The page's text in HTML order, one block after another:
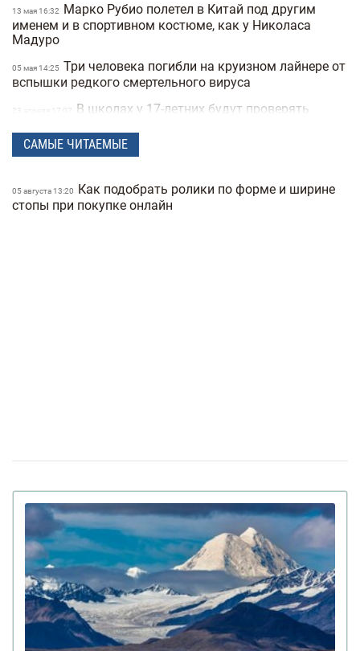
13 мая 16:32
Марко Рубио полетел в Китай под другим
именем и в спортивном костюме, как у Николаса
Мадуро
05 мая 14:25 Три человека погибли на круизном лайнере от
вспышки редкого смертельного вируса
23 апреля 17:07
В школах у 17-летних будут проверять
Полиция Мексики несколько дней не могла
21 апреля 16:19
"Не спасайте меня, помогите папе" —
прокуратура показала видео с полицейских
25-летней девушке провели эвтаназию из-за
депрессии
23 марта 10:14
Мир на грани голода из-за войны в Иране:
коллапс на рынке удобрений
20 марта 17:42 Украинские офицеры шокированы тактикой
союзников США на Ближнем Востоке: детали
12 марта 15:59 Третья мировая уже началась: ее ключевые
признаки приводит почетный профессор
САМЫЕ ЧИТАЕМЫЕ
05 августа 13:20
Как подобрать ролики по форме и ширине
стопы при покупке онлайн